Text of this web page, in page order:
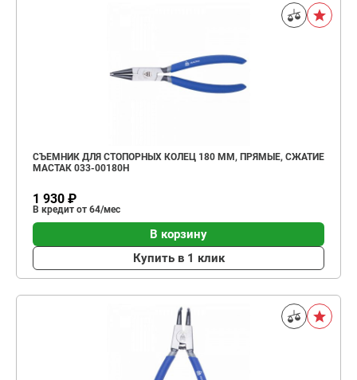
СЪЕМНИК ДЛЯ СТОПОРНЫХ КОЛЕЦ 180 ММ, ПРЯМЫЕ, СЖАТИЕ
МАСТАК 033-00180H
1 930 ₽
В кредит от 64/мес
В корзину
Купить в 1 клик